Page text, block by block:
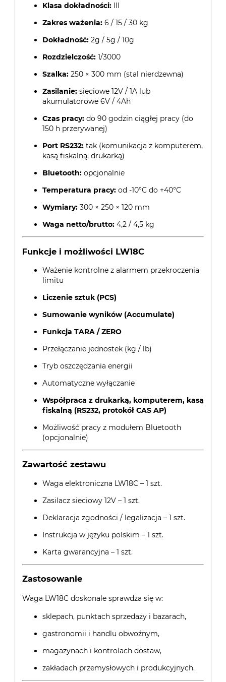
Klasa dokładności:
Zakres ważenia: 6 / 15 / 30 kg
Dokładność: 2g / 5g / 10g
Rozdzielczość: 1/3000
Szalka: 250 × 300 mm (stal nierdzewna)
Zasilanie: sieciowe 12V / 1A lub
akumulatorowe 6V / 4Ah
Czas pracy: do 90 godzin ciągłej pracy (do
150 h przerywanej)
Port RS232: tak (komunikacja z komputerem,
kasą fiskalną, drukarką)
Bluetooth: opcjonalnie
Temperatura pracy: od -10°C do +40°C
Wymiary: 300 × 250 × 120 mm
Waga netto/brutto: 4,2 / 4,5 kg
Funkcje i możliwości LW18C
Ważenie kontrolne z alarmem przekroczenia
limitu
Liczenie sztuk (PCS)
Sumowanie wyników (Accumulate)
Funkcja TARA / ZERO
Przełączanie jednostek (kg / lb)
Tryb oszczędzania energii
Automatyczne wyłączanie
Współpraca z drukarką, komputerem, kasą
fiskalną (RS232, protokół CAS AP)
Możliwość pracy z modułem Bluetooth
(opcjonalnie)
Zawartość zestawu
Waga elektroniczna LW18C – 1 szt.
Zasilacz sieciowy 12V – 1 szt.
Deklaracja zgodności / legalizacja – 1 szt.
Instrukcja w języku polskim – 1 szt.
Karta gwarancyjna – 1 szt.
Zastosowanie
Waga LW18C doskonale sprawdza się w:
sklepach, punktach sprzedaży i bazarach,
gastronomii i handlu obwoźnym,
magazynach i kontrolach dostaw,
zakładach przemysłowych i produkcyjnych.